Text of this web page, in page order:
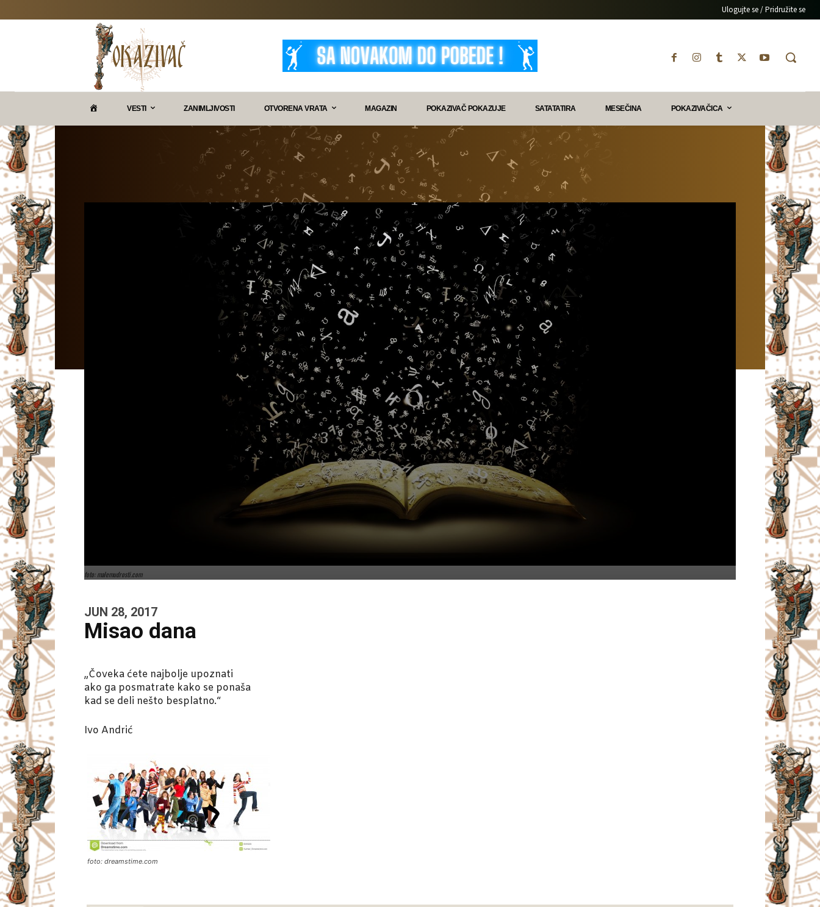
Ulogujte se / Pridružite se
VESTI ZANIMLJIVOSTI OTVORENA VRATA MAGAZIN POKAZIVAČ POKAZUJE SATATATIRA MESEČINA POKAZIVAČICA
foto: malemudrosti.com
JUN 28, 2017
Misao dana
„Čoveka ćete najbolje upoznati
ako ga posmatrate kako se ponaša
kad se deli nešto besplatno.“
Ivo Andrić
foto: dreamstime.com